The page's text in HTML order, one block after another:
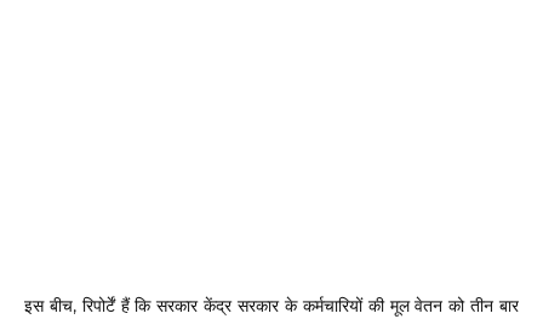
इस बीच, रिपोर्टें हैं कि सरकार केंद्र सरकार के कर्मचारियों की मूल वेतन को तीन बार